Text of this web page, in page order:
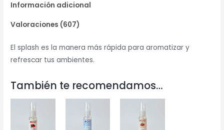
Información adicional
Valoraciones (607)
El splash es la manera más rápida para aromatizar y
refrescar tus ambientes.
También te recomendamos…